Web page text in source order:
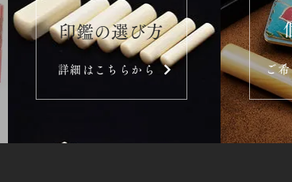
​印鑑の選び方
詳細はこちらから ご